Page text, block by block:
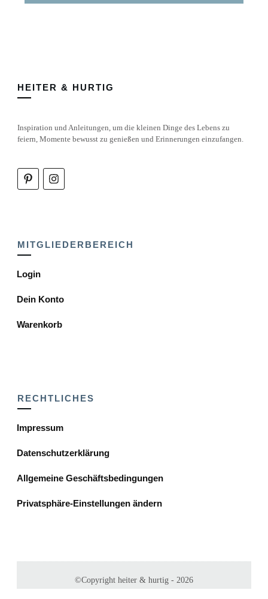
HEITER & HURTIG
Inspiration und Anleitungen, um die kleinen Dinge des Lebens zu
feiern, Momente bewusst zu genießen und Erinnerungen einzufangen.
MITGLIEDERBEREICH
Login
Dein Konto
Warenkorb
RECHTLICHES
Impressum
Datenschutzerklärung
Allgemeine Geschäftsbedingungen
Privatsphäre-Einstellungen ändern
©Copyright heiter & hurtig - 2026